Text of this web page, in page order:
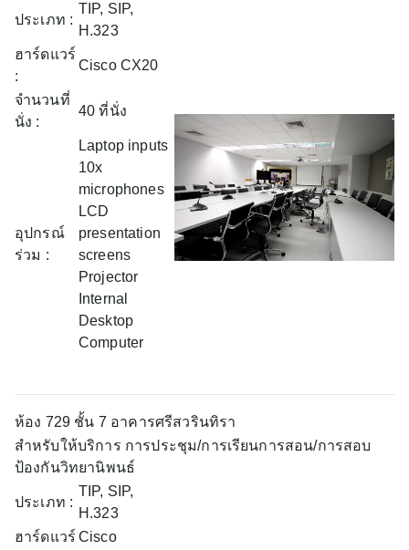
ประเภท :
TIP, SIP,
H.323
ฮาร์ดแวร์
:
Cisco CX20
จำนวนที่
นั่ง :
40 ที่นั่ง
อุปกรณ์
ร่วม :
Laptop inputs
10x
microphones
LCD
presentation
screens
Projector
Internal
Desktop
Computer
ห้อง 729 ชั้น 7 อาคารศรีสวรินทิรา
สำหรับให้บริการ การประชุม/การเรียนการสอน/การสอบ
ป้องกันวิทยานิพนธ์
ประเภท :
TIP, SIP,
H.323
ฮาร์ดแวร์ Cisco